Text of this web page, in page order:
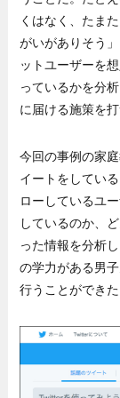
くはなく、たま
がいがありそう
ットユーザーを
っているかを分
に届ける施策を打
今回の事例の家
イートをしてい
ローしているユ
しているのか、
った情報を分析
の学力がある男
行うことができた